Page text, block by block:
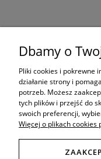
Dbamy o
Pliki cookies i pokrewne
działanie strony i
potrzeb. Możesz
tych plików i przejść do
swoich preferencji,
Więcej o plikach cookies